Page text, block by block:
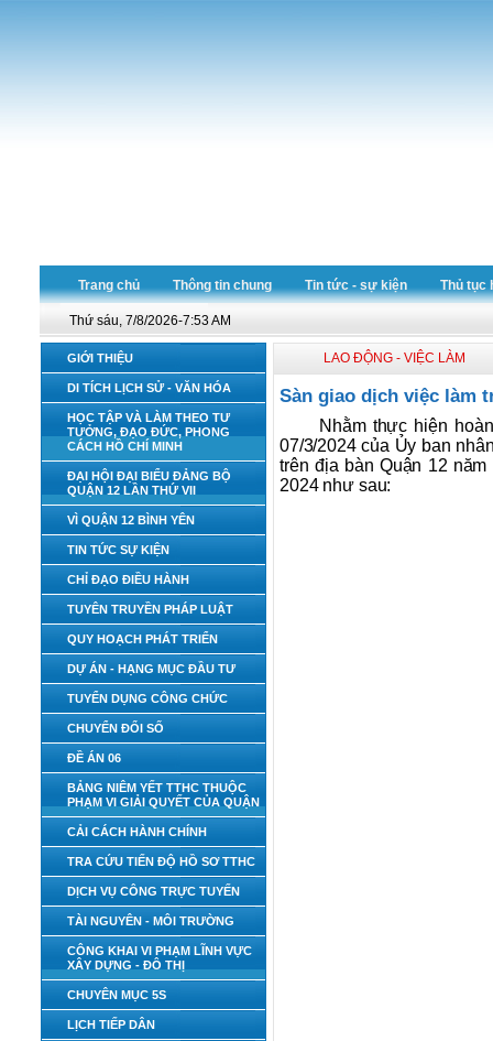
Trang chủ Thông tin chung Tin tức - sự kiện Thủ tục
Thứ sáu, 7/8/2026-7:53 AM
GIỚI THIỆU
DI TÍCH LỊCH SỬ - VĂN HÓA
HỌC TẬP VÀ LÀM THEO TƯ
TƯỞNG, ĐẠO ĐỨC, PHONG
CÁCH HỒ CHÍ MINH
ĐẠI HỘI ĐẠI BIỂU ĐẢNG BỘ
QUẬN 12 LẦN THỨ VII
VÌ QUẬN 12 BÌNH YÊN
TIN TỨC SỰ KIỆN
CHỈ ĐẠO ĐIỀU HÀNH
TUYÊN TRUYỀN PHÁP LUẬT
QUY HOẠCH PHÁT TRIỂN
DỰ ÁN - HẠNG MỤC ĐẦU TƯ
TUYỂN DỤNG CÔNG CHỨC
CHUYỂN ĐỔI SỐ
ĐỀ ÁN 06
BẢNG NIÊM YẾT TTHC THUỘC
PHẠM VI GIẢI QUYẾT CỦA QUẬN
CẢI CÁCH HÀNH CHÍNH
TRA CỨU TIẾN ĐỘ HỒ SƠ TTHC
DỊCH VỤ CÔNG TRỰC TUYẾN
TÀI NGUYÊN - MÔI TRƯỜNG
CÔNG KHAI VI PHẠM LĨNH VỰC
XÂY DỰNG - ĐÔ THỊ
CHUYÊN MỤC 5S
LỊCH TIẾP DÂN
LAO ĐỘNG - VIỆC LÀM
Sàn giao dịch việc làm
Nhằm thực hiện
07/3/2024 của Ủy ban
trên địa bàn Quận 12
2024 như sau: